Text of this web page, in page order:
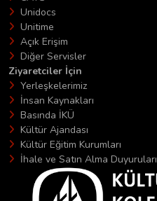
Unidocs
Unitime
Açık Erişim
Diğer Servisler
Ziyaretciler İçin
Yerleşkelerimiz
İnsan Kaynakları
Basında İKÜ
Kültür Ajandası
Kültür Eğitim Kurumları
İhale ve Satın Alma Duyuruları